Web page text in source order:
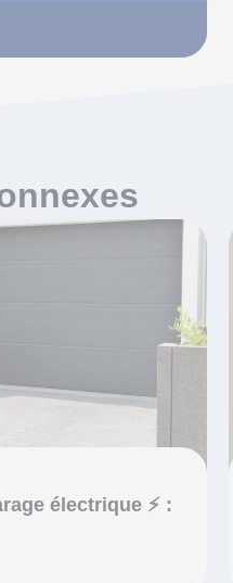
électrique ⚡ :